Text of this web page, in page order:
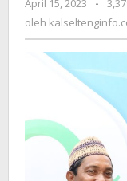
Untuk
Kaum
April 15, 2023
oleh
-
oleh